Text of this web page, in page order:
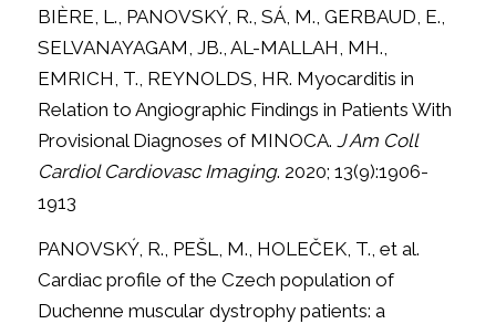
BIÈRE, L., PANOVSKÝ, R., SÁ, M., GERBAUD, E.,
SELVANAYAGAM, JB., AL-MALLAH, MH.,
EMRICH, T., REYNOLDS, HR. Myocarditis in
Relation to Angiographic Findings in Patients With
Provisional Diagnoses of MINOCA. J Am Coll
Cardiol Cardiovasc Imaging. 2020; 13(9):1906-
1913
PANOVSKÝ, R., PEŠL, M., HOLEČEK, T., et al.
Cardiac profile of the Czech population of
Duchenne muscular dystrophy patients: a